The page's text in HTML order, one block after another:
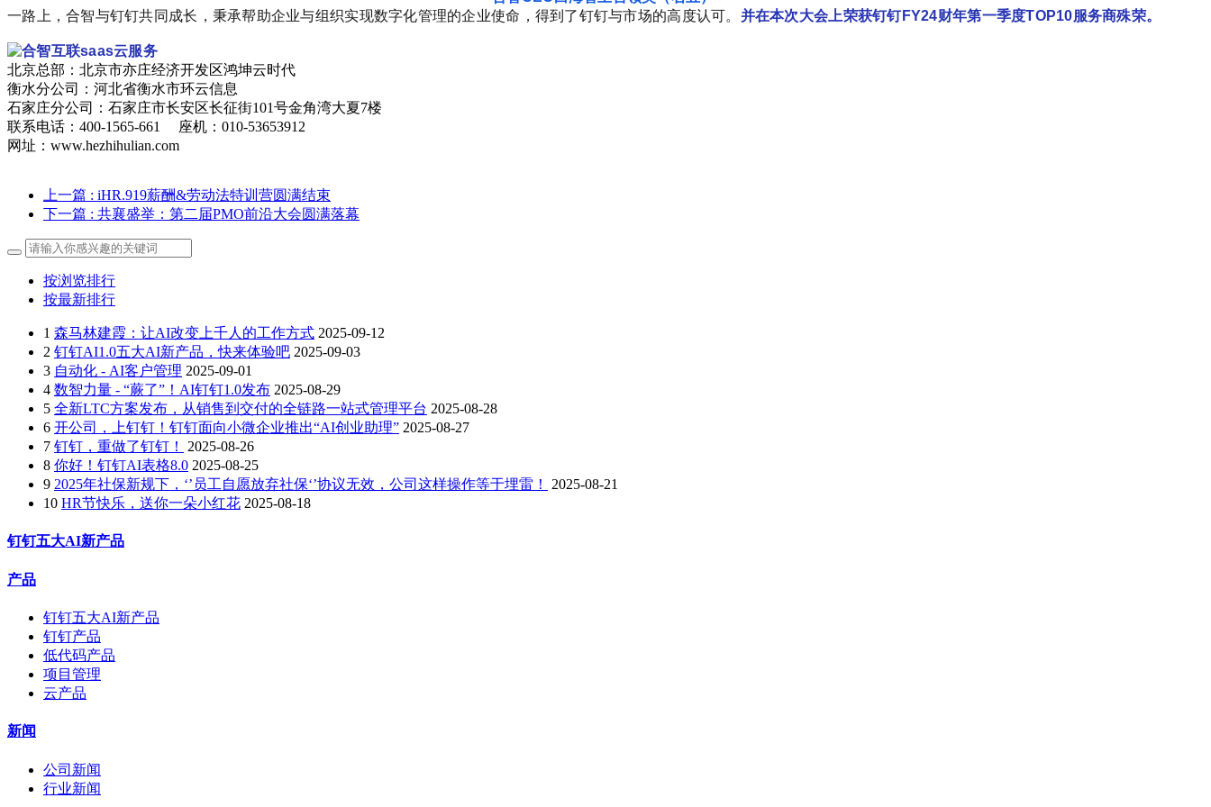
一路上，合智与钉钉共同成长，秉承帮助企业与组织实现数字化管理的企业使命，得到了钉钉与市场的高度认可。 并在本次大会上荣获钉钉FY24财年第一季度TOP10服务商殊荣。
北京总部：北京市亦庄经济开发区鸿坤云时代
衡水分公司：河北省衡水市环云信息
石家庄分公司：石家庄市长安区长征街101号金角湾大夏7楼
联系电话：400-1565-661 座机：010-53653912
网址：www.hezhihulian.com
上一篇 : iHR.919薪酬&劳动法特训营圆满结束
下一篇 : 共襄盛举：第二届PMO前沿大会圆满落幕
按浏览排行
按最新排行
1 森马林建霞：让AI改变上千人的工作方式 2025-09-12
2 钉钉AI1.0五大AI新产品，快来体验吧 2025-09-03
3 自动化 - AI客户管理 2025-09-01
4 数智力量 - “蕨了”！AI钉钉1.0发布 2025-08-29
5 全新LTC方案发布，从销售到交付的全链路一站式管理平台 2025-08-28
6 开公司，上钉钉！钉钉面向小微企业推出“AI创业助理” 2025-08-27
7 钉钉，重做了钉钉！
2025-08-26
8 你好！钉钉AI表格8.0 2025-08-25
9 2025年社保新规下，‘’员工自愿放弃社保‘’协议无效，公司这样操作等于埋雷！
2025-08-21
10 HR节快乐，送你一朵小红花 2025-08-18
钉钉五大AI新产品
产品
钉钉五大AI新产品
钉钉产品
低代码产品
项目管理
云产品
新闻
公司新闻
行业新闻